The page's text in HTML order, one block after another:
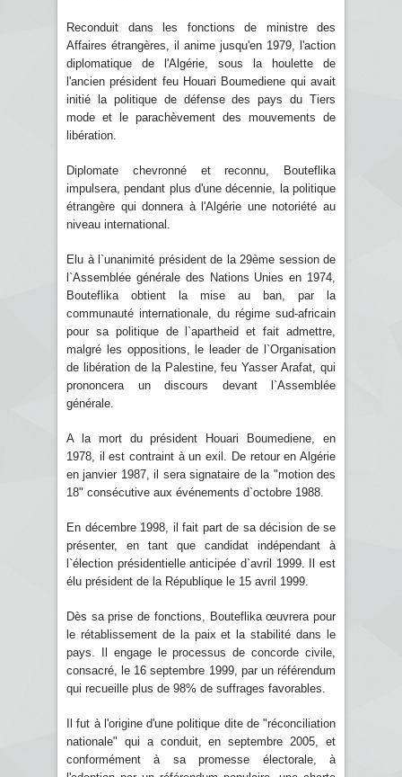
Reconduit dans les fonctions de ministre des
Affaires étrangères, il anime jusqu'en 1979, l'action
diplomatique de l'Algérie, sous la houlette de
l'ancien président feu Houari Boumediene qui avait
initié la politique de défense des pays du Tiers
mode et le parachèvement des mouvements de
libération.
Diplomate chevronné et reconnu, Bouteflika
impulsera, pendant plus d'une décennie, la politique
étrangère qui donnera à l'Algérie une notoriété au
niveau international.
Elu à l`unanimité président de la 29ème session de
l`Assemblée générale des Nations Unies en 1974,
Bouteflika obtient la mise au ban, par la
communauté internationale, du régime sud-africain
pour sa politique de l`apartheid et fait admettre,
malgré les oppositions, le leader de l`Organisation
de libération de la Palestine, feu Yasser Arafat, qui
prononcera un discours devant l`Assemblée
générale.
A la mort du président Houari Boumediene, en
1978, il est contraint à un exil. De retour en Algérie
en janvier 1987, il sera signataire de la "motion des
18" consécutive aux événements d`octobre 1988.
En décembre 1998, il fait part de sa décision de se
présenter, en tant que candidat indépendant à
l`élection présidentielle anticipée d`avril 1999. Il est
élu président de la République le 15 avril 1999.
Dès sa prise de fonctions, Bouteflika œuvrera pour
le rétablissement de la paix et la stabilité dans le
pays. Il engage le processus de concorde civile,
consacré, le 16 septembre 1999, par un référendum
qui recueille plus de 98% de suffrages favorables.
Il fut à l'origine d'une politique dite de "réconciliation
nationale" qui a conduit, en septembre 2005, et
conformément à sa promesse électorale, à